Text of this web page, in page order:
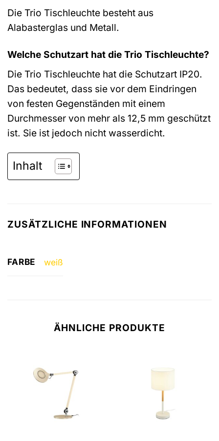
Die Trio Tischleuchte besteht aus
Alabasterglas und Metall.
Welche Schutzart hat die Trio Tischleuchte?
Die Trio Tischleuchte hat die Schutzart IP20.
Das bedeutet, dass sie vor dem Eindringen
von festen Gegenständen mit einem
Durchmesser von mehr als 12,5 mm geschützt
ist. Sie ist jedoch nicht wasserdicht.
Inhalt
ZUSÄTZLICHE INFORMATIONEN
FARBE weiß
ÄHNLICHE PRODUKTE